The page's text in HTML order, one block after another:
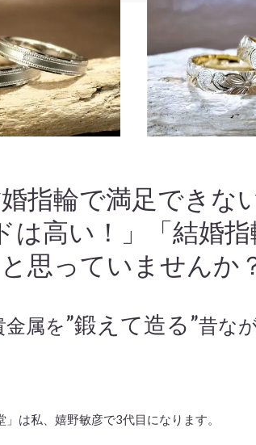
指輪で満足できな
は高い！」「結婚
と思っていませんか
属を”鍛えて造る”昔な
は私、嬉野敏彦で3代目になります。